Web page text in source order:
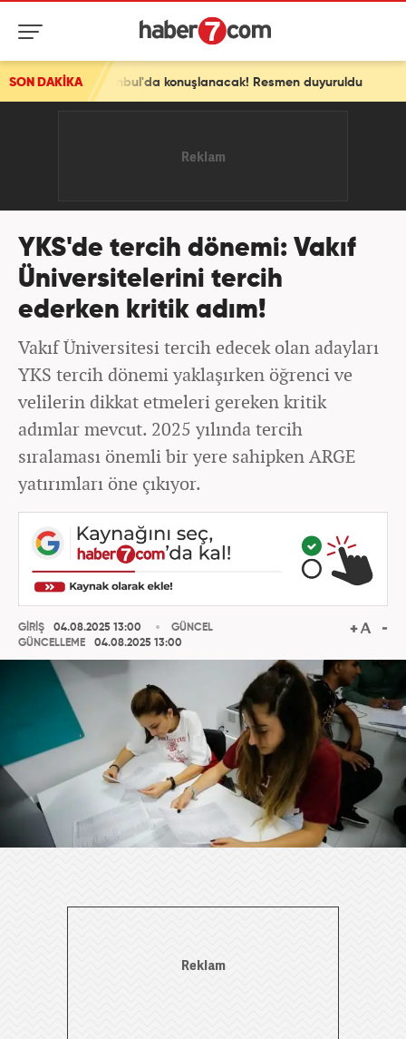
SON DAKİKA
konuşlanacak! Resmen duyuruldu
YKS'de tercih dönemi: Vakıf
Üniversitelerini tercih
ederken kritik adım!
Vakıf Üniversitesi tercih edecek olan adayları
YKS tercih dönemi yaklaşırken öğrenci ve
velilerin dikkat etmeleri gereken kritik
adımlar mevcut. 2025 yılında tercih
sıralaması önemli bir yere sahipken ARGE
yatırımları öne çıkıyor.
GİRİŞ
04.08.2025 13:00
GÜNCELLEME
04.08.2025 13:00
GÜNCEL